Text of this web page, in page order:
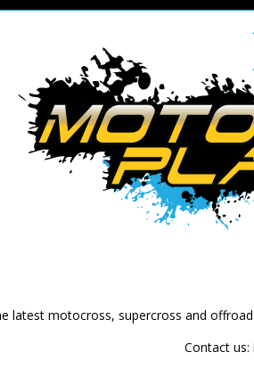
latest motocross, supercross and
Contact us: